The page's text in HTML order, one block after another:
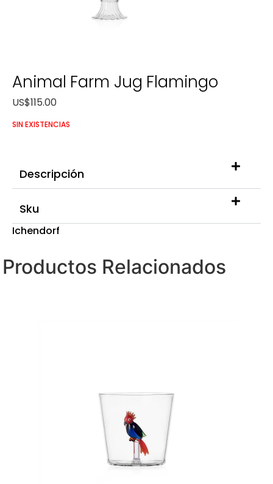
Animal Farm Jug Flamingo
US$115.00
SIN EXISTENCIAS
Descripción
Sku
Ichendorf
Productos Relacionados